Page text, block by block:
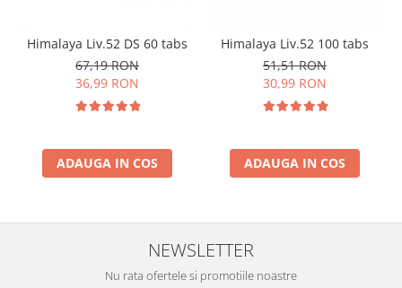
Himalaya Liv.52 DS 60 tabs
67,19 RON
36,99 RON
ADAUGA IN COS
Himalaya Liv.52 100 tabs
51,51 RON
30,99 RON
ADAUGA IN COS
NEWSLETTER
Nu rata ofertele si promotiile noastre